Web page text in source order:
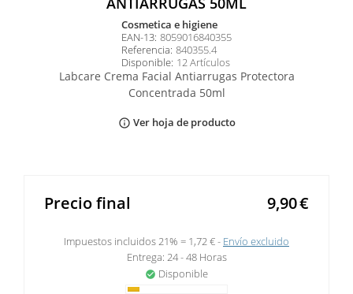
cosmetica e higiene
EAN-13: 8059016840355
Referencia: 840355.4
Disponible: 12 Artículos
Labcare Crema Facial Antiarrugas Protectora
Concentrada 50ml
info_outline Ver hoja de producto
Precio final €
9,90
Impuestos incluidos 21% = 1,72 €
Envío excluido
Entrega: 24 - 48 Horas
check_circle Disponible